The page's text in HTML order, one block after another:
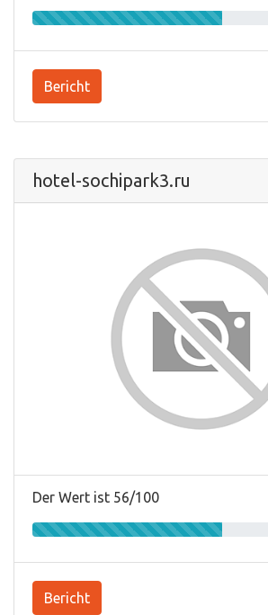
Bericht
hotel-sochipark3.ru
Der Wert ist 56/100
Bericht